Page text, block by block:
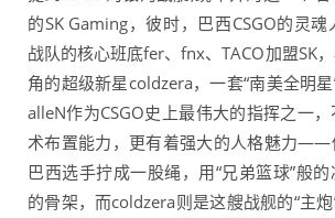
的SK Gaming，彼时，巴西CSGO的灵
战队的核心班底fer、fnx、TACO加盟SK
角的超级新星coldzera，一套“南美全明
alleN作为CSGO史上最伟大的指挥之一
术布置能力，更有着强大的人格魅力——
巴西选手拧成一股绳，用“兄弟篮球”般
的骨架，而coldzera则是这艘战舰的“主